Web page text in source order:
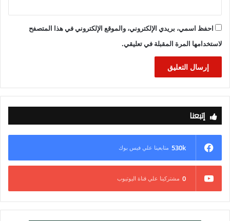
احفظ اسمي، بريدي الإلكتروني، والموقع الإلكتروني في هذا المتصفح
لاستخدامها المرة المقبلة في تعليقي.
إتبعنا
530k متابعينا علي فيس بوك
0 مشتركينا علي قناة اليوتيوب